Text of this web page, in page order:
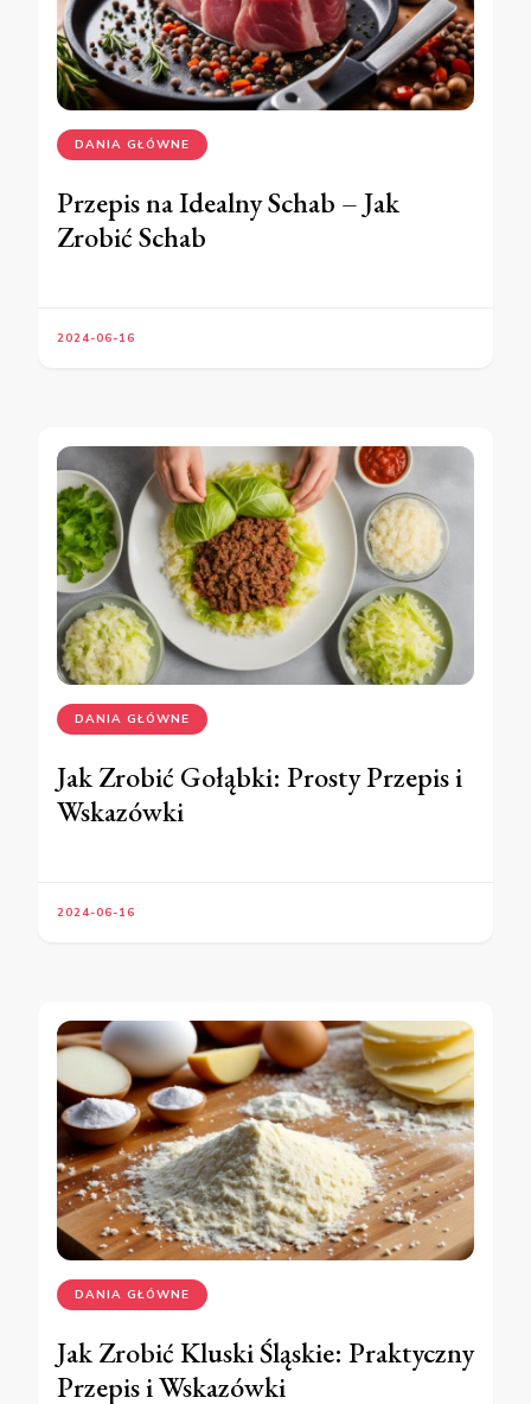
DANIA GŁÓWNE
Przepis na Idealny Schab – Jak
Zrobić Schab
2024-06-16
DANIA GŁÓWNE
Jak Zrobić Gołąbki: Prosty Przepis i
Wskazówki
2024-06-16
DANIA GŁÓWNE
Jak Zrobić Kluski Śląskie: Praktyczny
Przepis i Wskazówki